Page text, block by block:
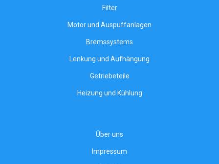
Filter
Motor und Auspuffanlagen
Bremssystems
Lenkung und Aufhängung
Getriebeteile
Heizung und Kühlung
Über uns
Impressum